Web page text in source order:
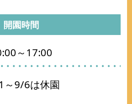
開園時間
～17:00
～9/6は休園